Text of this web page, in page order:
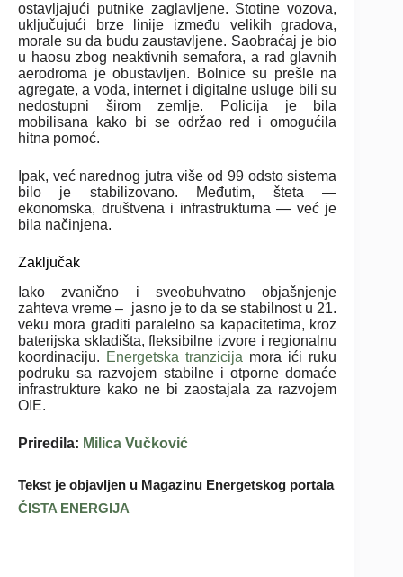
ostavljajući putnike zaglavljene. Stotine vozova,
uključujući brze linije između velikih gradova,
morale su da budu zaustavljene. Saobraćaj je bio
u haosu zbog neaktivnih semafora, a rad glavnih
aerodroma je obustavljen. Bolnice su prešle na
agregate, a voda, internet i digitalne usluge bili su
nedostupni širom zemlje. Policija je bila
mobilisana kako bi se održao red i omogućila
hitna pomoć.
Ipak, već narednog jutra više od 99 odsto sistema
bilo je stabilizovano. Međutim, šteta —
ekonomska, društvena i infrastrukturna — već je
bila načinjena.
Zaključak
Iako zvanično i sveobuhvatno objašnjenje
zahteva vreme – jasno je to da se stabilnost u 21.
veku mora graditi paralelno sa kapacitetima, kroz
baterijska skladišta, fleksibilne izvore i regionalnu
koordinaciju. Energetska tranzicija mora ići ruku
podruku sa razvojem stabilne i otporne domaće
infrastrukture kako ne bi zaostajala za razvojem
OIE.
Priredila: Milica Vučković
Tekst je objavljen u Magazinu Energetskog portala
ČISTA ENERGIJA